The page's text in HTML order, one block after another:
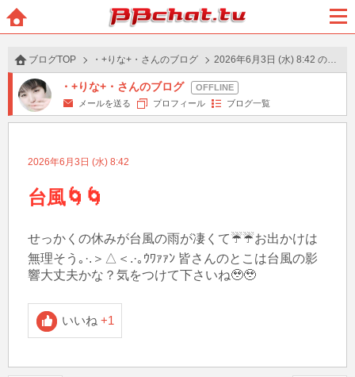
BBchatTV
ュー
ブログTOP ・+りな+・さんのブログ 2026年6月3日 (水) 8:42 の投稿
・+りな+・さんのブログ
メールを送る プロフィール ブログ一覧
2026年6月3日 (水) 8:42
台風🌀🌀
せっかくの休みが台風の雨が凄くて☔☔お出かけは
無理そう｡·.＞△＜.·｡ｳﾜｧｧﾝ 皆さんのとこは台風の影
響大丈夫かな？気をつけて下さいね🥹🥹
いいね +1